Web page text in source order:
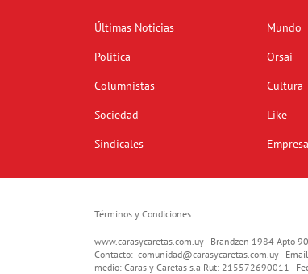
Últimas Noticias
Política
Columnistas
Sociedad
Sindicales
Mundo
Orsai
Cultura
Like
Términos y Condiciones
www.carasycaretas.com.uy - Brandzen 1984 Apto
Contacto: comunidad@carasycaretas.com.uy-
medio: Caras y Caretas s.a Rut: 215572690011 -